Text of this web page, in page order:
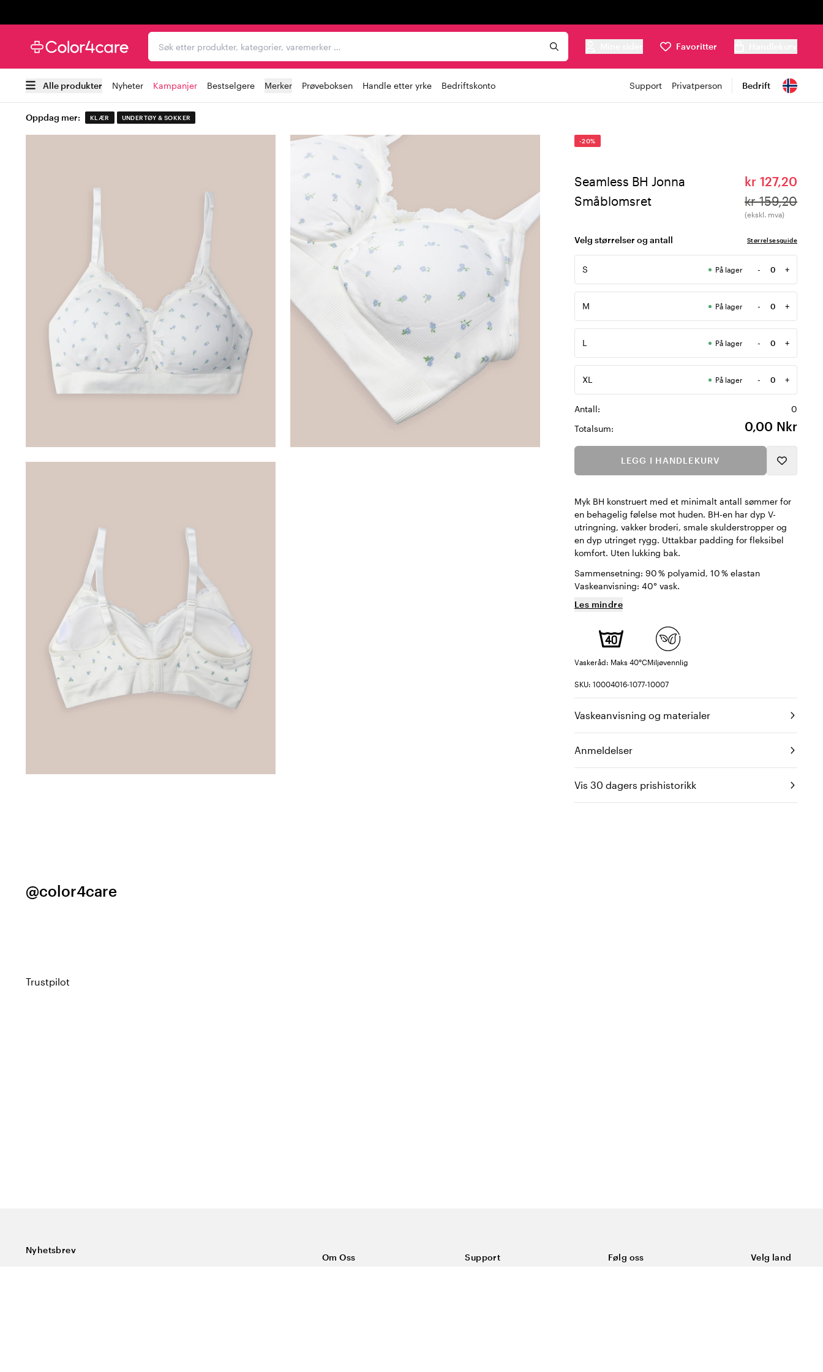
Søk etter produkter, kategorier, varemerker …
Favoritter
Alle produkter Nyheter Kampanjer Bestselgere Merker Prøveboksen Handle etter yrke Bedriftskonto Support Privatperson Bedrift
Oppdag mer: KLÆR UNDERTØY & SOKKER
-20%
Seamless BH Jonna
Småblomsret
kr 127,20
kr 159,20
(ekskl. mva)
Velg størrelser og antall Størrelsesguide
S På lager -
Antall
+
M På lager -
Antall
+
L På lager -
Antall
+
XL På lager -
Antall
+
Antall:
0
Totalsum:
0,00 Nkr
LEGG I HANDLEKURV
Myk BH konstruert med et minimalt antall sømmer for
en behagelig følelse mot huden. BH-en har dyp V-
utringning, vakker broderi, smale skulderstropper og
en dyp utringet rygg. Uttakbar padding for fleksibel
komfort. Uten lukking bak.
Sammensetning: 90 % polyamid, 10 % elastan
Vaskeanvisning: 40° vask.
Les mindre
Vaskeråd: Maks 40°CMiljøvennlig
SKU: 10004016-1077-10007
Vaskeanvisning og materialer
Anmeldelser
Vis 30 dagers prishistorikk
@color4care
Trustpilot
Nyhetsbrev
Om Oss Support Følg oss Velg land